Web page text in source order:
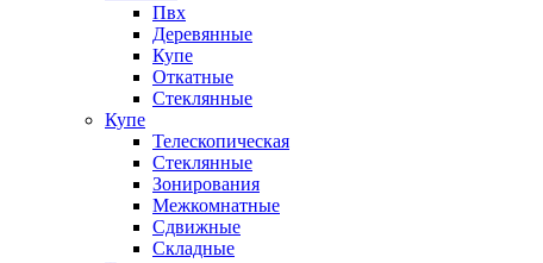
Пвх
Деревянные
Купе
Откатные
Стеклянные
Купе
Телескопическая
Стеклянные
Зонирования
Межкомнатные
Сдвижные
Складные